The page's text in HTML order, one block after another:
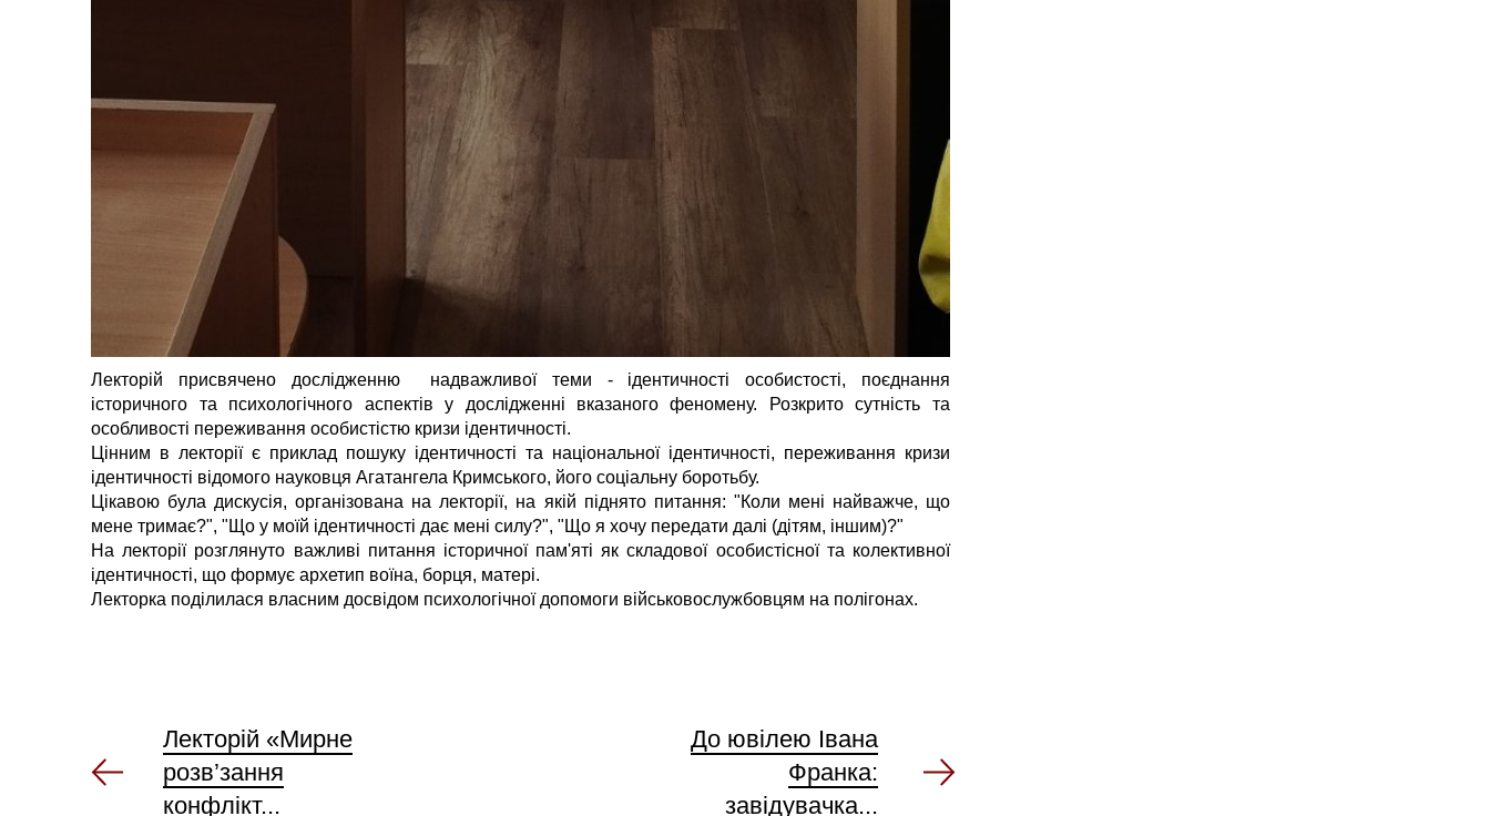
Лекторій присвячено дослідженню надважливої теми - ідентичності особистості, поєднання
історичного та психологічного аспектів у дослідженні вказаного феномену. Розкрито сутність та
особливості переживання особистістю кризи ідентичності.
Цінним в лекторії є приклад пошуку ідентичності та національної ідентичності, переживання кризи
ідентичності відомого науковця Агатангела Кримського, його соціальну боротьбу.
Цікавою була дискусія, організована на лекторії, на якій піднято питання: "Коли мені найважче, що
мене тримає?", "Що у моїй ідентичності дає мені силу?", "Що я хочу передати далі (дітям, іншим)?"
На лекторії розглянуто важливі питання історичної пам'яті як складової особистісної та колективної
ідентичності, що формує архетип воїна, борця, матері.
Лекторка поділилася власним досвідом психологічної допомоги військовослужбовцям на полігонах.
Лекторій «Мирне
розв’зання
конфлікт...
До ювілею Івана
Франка:
завідувачка...